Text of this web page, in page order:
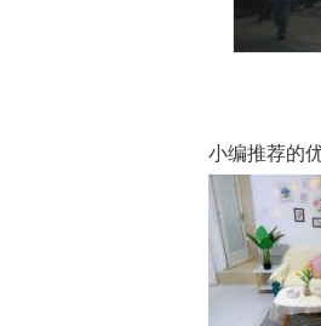
小编推荐的